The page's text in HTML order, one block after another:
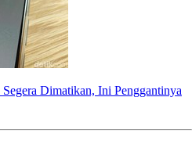
Dimatikan, Ini Penggantinya